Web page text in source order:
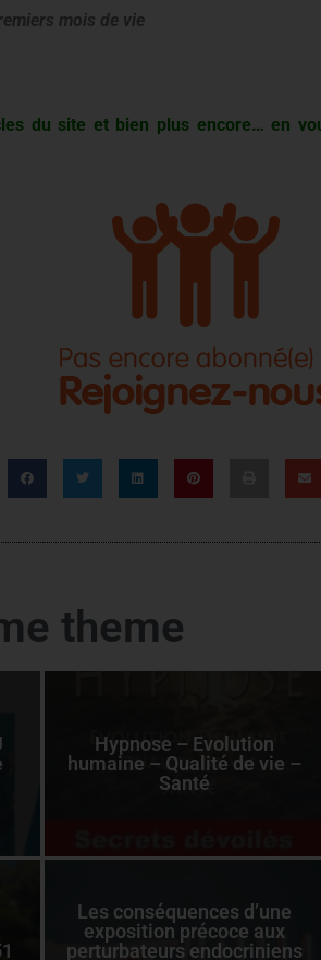
mois de vie
du site et bien plus encore… en
theme
Hypnose – Evolution
humaine – Qualité de vie –
Santé
Les conséquences d’une
exposition précoce aux
perturbateurs endocriniens